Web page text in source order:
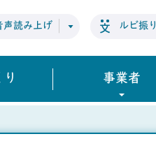
声読み上げ ルビ振り
事業者